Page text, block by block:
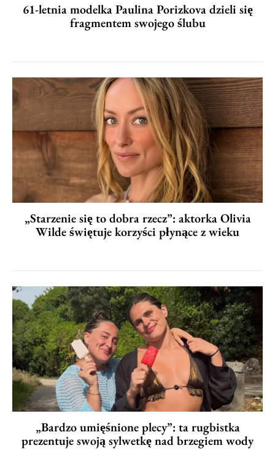
61-letnia modelka Paulina Porizkova dzieli się
fragmentem swojego ślubu
„Starzenie się to dobra rzecz”: aktorka Olivia
Wilde świętuje korzyści płynące z wieku
„Bardzo umięśnione plecy”: ta rugbistka
prezentuje swoją sylwetkę nad brzegiem wody